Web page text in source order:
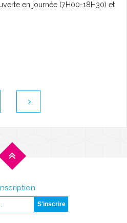
en journée (7H00-18H30) et